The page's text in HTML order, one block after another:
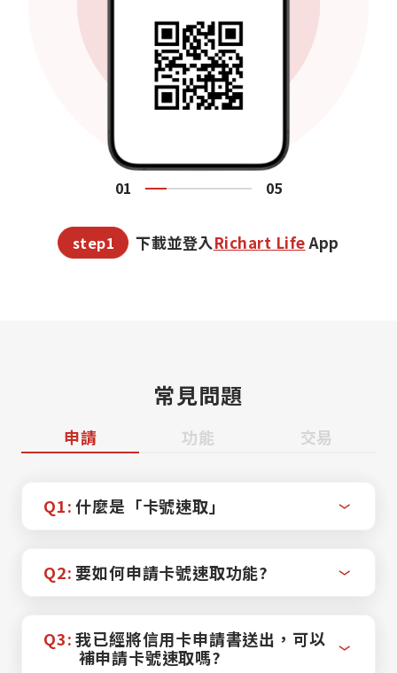
開啟功能 完整信用卡功能
：基於安全控管機制，寄卡日30天內如未進行實體卡開
卡，則卡號速取功能將失效；待實體卡完成開卡後，方能開啟
信用卡完整功能。
他非屬「現場交易」定義之場景。
更多通路等您挖掘
step1 下載並登入Richart LifeApp
常見問題
申請 功能 交易
Q1: 什麼是「卡號速取」
Q2: 要如何申請卡號速取功能?
Q3: 我已經將信用卡申請書送出，可以
補申請卡號速取嗎?